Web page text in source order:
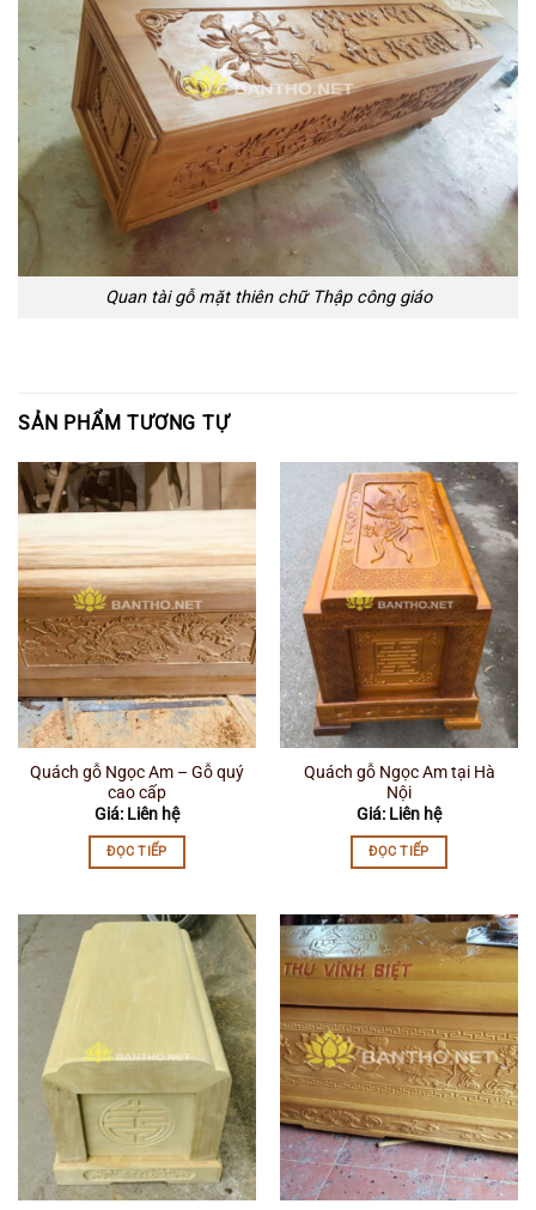
Quan tài gỗ mặt thiên chữ Thập công giáo
SẢN PHẨM TƯƠNG TỰ
Quách gỗ Ngọc Am – Gỗ quý
cao cấp
Giá: Liên hệ
ĐỌC TIẾP
Quách gỗ Ngọc Am tại Hà
Nội
Giá: Liên hệ
ĐỌC TIẾP